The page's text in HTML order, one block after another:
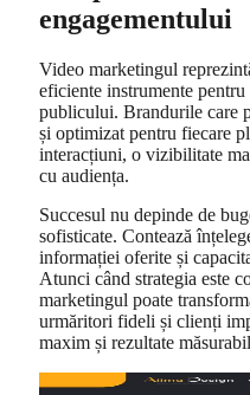
engagementului
Video marketingul
eficiente instrumente pentru
publicului. Brandurile care
și optimizat pentru fiecare
interacțiuni, o vizibilitate
cu audiența.
Succesul nu depinde de
sofisticate. Contează
informației oferite și
Atunci când strategia este
marketingul poate
urmăritori fideli și clienți
maxim și rezultate